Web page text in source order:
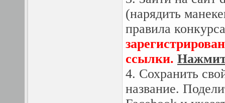
(нарядить
правила
ссылки.
4. Сохранить
название.